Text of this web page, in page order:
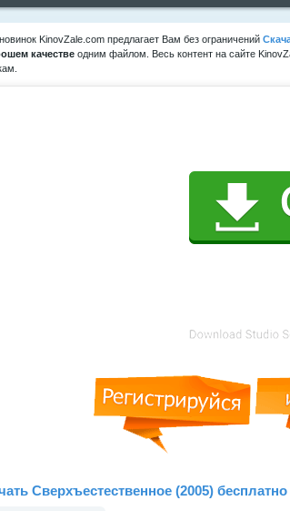
KinovZale.com предлагает Вам без ограничений
качестве одним файлом. Весь контент на сайте
Сверхъестественное (2005) бесплатно